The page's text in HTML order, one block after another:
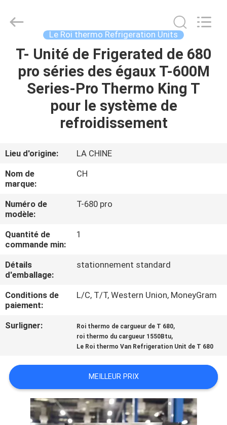
MAISON
PRODUITS
À
PROPOS
DE
NOUS
VISITE
L'USINE
CONTRÔLE
DE
NOUS
CONTACTER
MOTORS
INDUSTRY
Le Roi thermo Refrigeration Units
T- Unité de Frigerated de 680
pro séries des égaux T-600M
Series-Pro Thermo King T
pour le système de
refroidissement
Lieu d'origine:
LA CHINE
Nom de
marque:
CH
Numéro de
modèle:
T-680 pro
Quantité de
commande min:
1
Détails
d'emballage:
stationnement standard
Conditions de
paiement:
L/C, T/T, Western Union, MoneyGram
Surligner: Roi thermo de cargueur de T 680,
roi thermo du cargueur 1550Btu,
Le Roi thermo Van Refrigeration Unit de T 680
MEILLEUR PRIX